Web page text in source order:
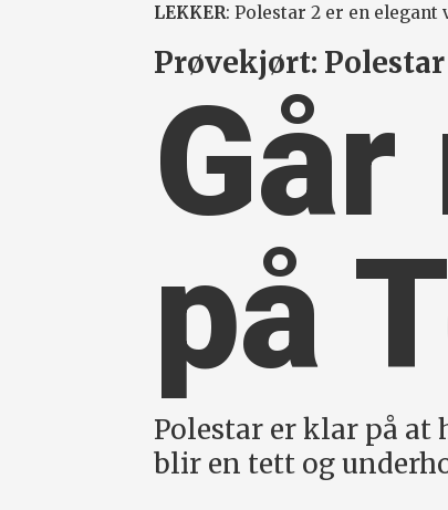
LEKKER: Polestar 2 er en
Prøvekjørt: Polestar
på
Polestar er klar på at
blir en tett og